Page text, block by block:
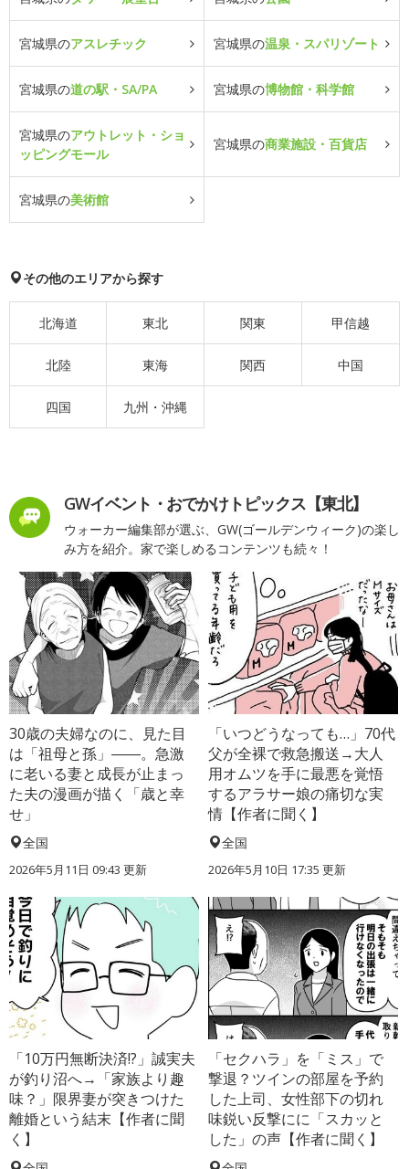
宮城県のアスレチック 宮城県の温泉・スパリゾート
宮城県の道の駅・SA/PA 宮城県の博物館・科学館
宮城県のアウトレット・ショ
ッピングモール
宮城県の商業施設・百貨店
宮城県の美術館
その他のエリアから探す
北海道 東北 関東 甲信越
北陸 東海 関西 中国
四国 九州・沖縄
GWイベント・おでかけトピックス【東北】
ウォーカー編集部が選ぶ、GW(ゴールデンウィーク)の楽し
み方を紹介。家で楽しめるコンテンツも続々！
30歳の夫婦なのに、見た目
は「祖母と孫」――。急激
に老いる妻と成長が止まっ
た夫の漫画が描く「歳と幸
せ」
全国
2026年5月11日 09:43 更新
「いつどうなっても…」70代
父が全裸で救急搬送→大人
用オムツを手に最悪を覚悟
するアラサー娘の痛切な実
情【作者に聞く】
全国
2026年5月10日 17:35 更新
「10万円無断決済!?」誠実夫
が釣り沼へ→「家族より趣
味？」限界妻が突きつけた
離婚という結末【作者に聞
く】
「セクハラ」を「ミス」で
撃退？ツインの部屋を予約
した上司、女性部下の切れ
味鋭い反撃にに「スカッと
した」の声【作者に聞く】